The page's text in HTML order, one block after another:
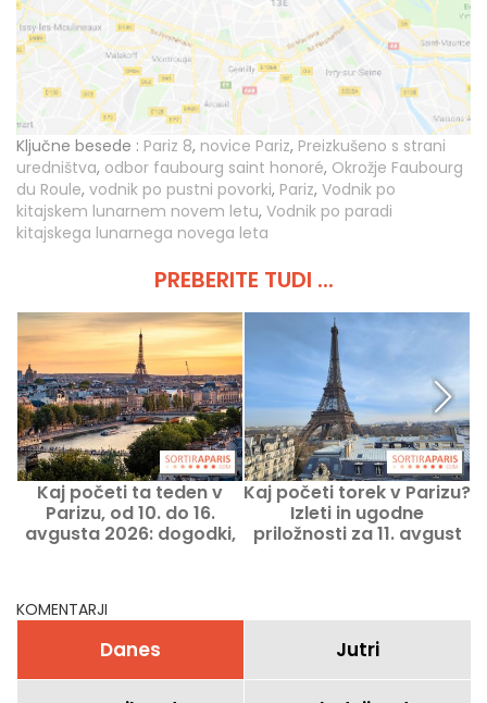
Ključne besede : Pariz 8, novice Pariz, Preizkušeno s strani
uredništva, odbor faubourg saint honoré, Okrožje Faubourg
du Roule, vodnik po pustni povorki, Pariz, Vodnik po
kitajskem lunarnem novem letu, Vodnik po paradi
kitajskega lunarnega novega leta
PREBERITE TUDI ...
Kaj početi ta teden v
Parizu, od 10. do 16.
avgusta 2026: dogodki,
Kaj početi torek v Parizu?
Izleti in ugodne
priložnosti za 11. avgust
KOMENTARJI
Danes Jutri